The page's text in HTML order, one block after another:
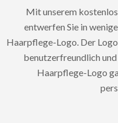
Mit unserem
entwerfen Sie in
Haarpflege-Logo. Der
benutzerfreundlich
Haarpflege-Logo